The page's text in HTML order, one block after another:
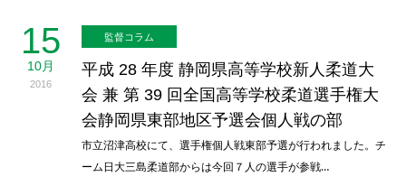
15
10月
2016
監督コラム
平成 28 年度 静岡県高等学校新人柔道大
会 兼 第 39 回全国高等学校柔道選手権大
会静岡県東部地区予選会個人戦の部
市立沼津高校にて、選手権個人戦東部予選が行われました。チ
ーム日大三島柔道部からは今回７人の選手が参戦…